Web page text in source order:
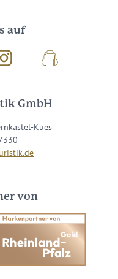
auf
Podcast
GmbH
Kues
von